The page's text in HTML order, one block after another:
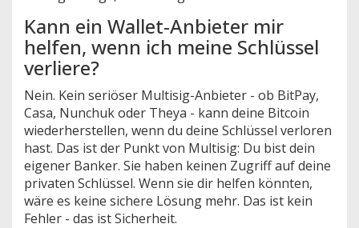
Kann ein Wallet-Anbieter mir
helfen, wenn ich meine Schlüssel
verliere?
Nein. Kein seriöser Multisig-Anbieter - ob BitPay,
Casa, Nunchuk oder Theya - kann deine Bitcoin
wiederherstellen, wenn du deine Schlüssel verloren
hast. Das ist der Punkt von Multisig: Du bist dein
eigener Banker. Sie haben keinen Zugriff auf deine
privaten Schlüssel. Wenn sie dir helfen könnten,
wäre es keine sichere Lösung mehr. Das ist kein
Fehler - das ist Sicherheit.